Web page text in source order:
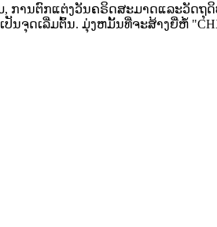
ການຕົກແຕ່ງວັນຄຣິດສະມາດແລະວັດຖຸດິ
ນຈຸດເລີ່ມຕົ້ນ. ມຸ່ງຫມັ້ນທີ່ຈະສ້າງຍີ່ຫໍ້